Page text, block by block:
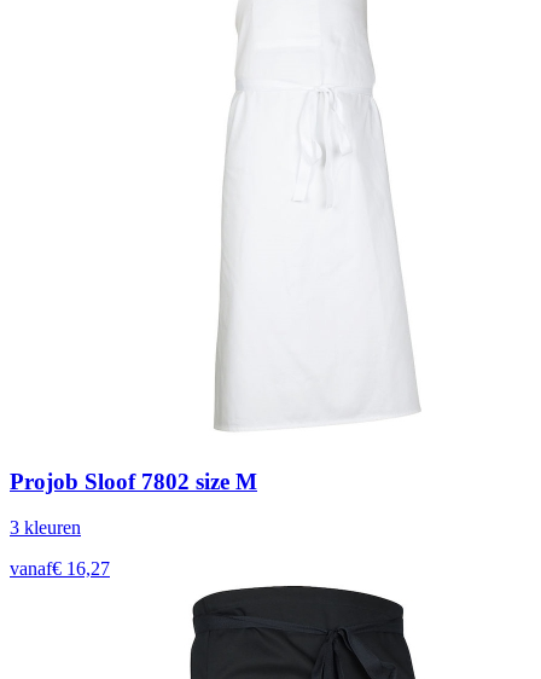
Projob Sloof 7802 size M
3 kleuren
vanaf€ 16,27